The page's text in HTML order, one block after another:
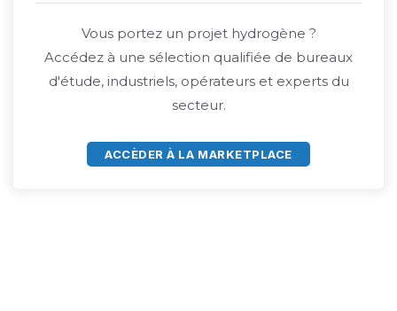
Vous portez un projet hydrogène ?
Accédez à une sélection qualifiée de bureaux
d'étude, industriels, opérateurs et experts du
secteur.
ACCÈDER À LA MARKETPLACE